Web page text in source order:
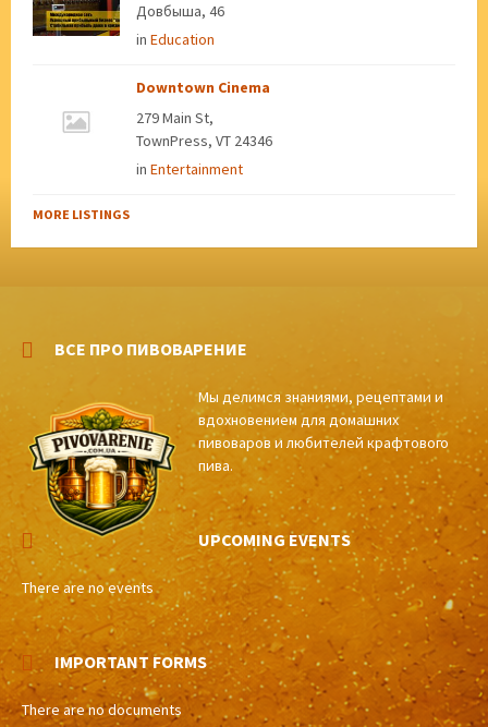
Довбыша, 46
in Education
Downtown Cinema
279 Main St,
TownPress, VT 24346
in Entertainment
MORE LISTINGS
ВСЕ ПРО ПИВОВАРЕНИЕ
Мы делимся знаниями, рецептами и
вдохновением для домашних
пивоваров и любителей крафтового
пива.
UPCOMING EVENTS
There are no events
IMPORTANT FORMS
There are no documents